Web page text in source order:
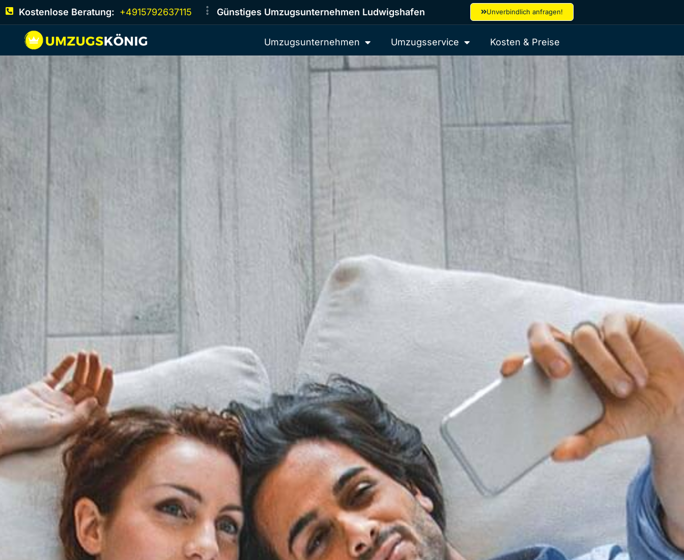
Kostenlose Beratung: +4915792637115 Günstiges Umzugsunternehmen Ludwigshafen Unverbindlich anfragen!
Umzugsunternehmen Umzugsservice Kosten & Preise